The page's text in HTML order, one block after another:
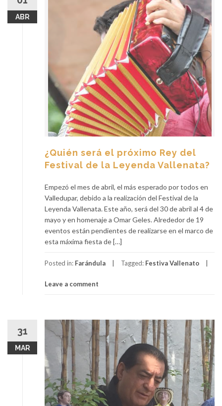
ABR
¿Quién será el próximo Rey del
Festival de la Leyenda Vallenata?
Empezó el mes de abril, el más esperado por todos en
Valledupar, debido a la realización del Festival de la
Leyenda Vallenata. Este año, será del 30 de abril al 4 de
mayo y en homenaje a Omar Geles. Alrededor de 19
eventos están pendientes de realizarse en el marco de
esta máxima fiesta de […]
Posted in: Farándula Tagged: Festiva Vallenato
Leave a comment
31
MAR